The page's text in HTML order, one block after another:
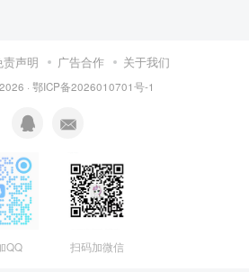
责声明 广告合作 关于我们
· 鄂ICP备2026010701号-1
QQ 扫码加微信